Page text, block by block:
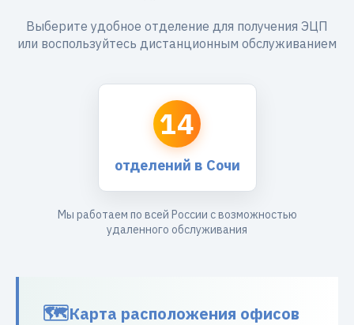
Выберите удобное отделение для получения ЭЦП
или воспользуйтесь дистанционным обслуживанием
14
отделений в Сочи
Мы работаем по всей России с возможностью
удаленного обслуживания
Карта расположения офисов